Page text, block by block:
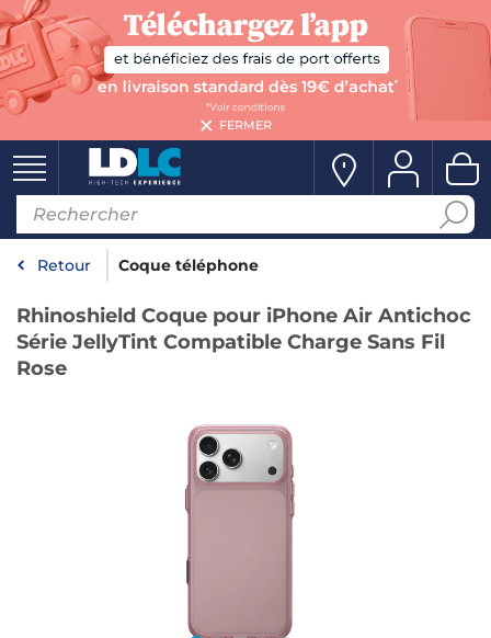
FERMER
Retour Coque téléphone
Rhinoshield Coque pour iPhone Air Antichoc
Série JellyTint Compatible Charge Sans Fil
Rose